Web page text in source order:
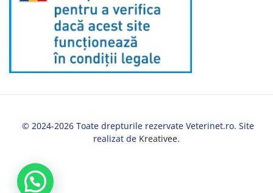
© 2024-2026 Toate drepturile rezervate Veterinet.ro. Site
realizat de Kreativee.